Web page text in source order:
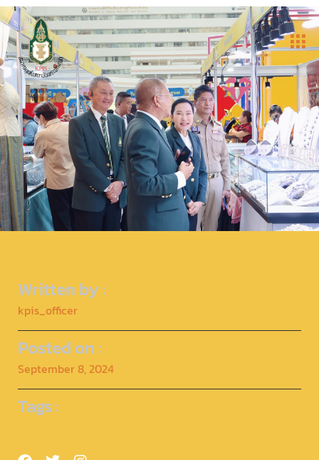
Written by :
kpis_officer
Posted on :
September 8, 2024
Tags :